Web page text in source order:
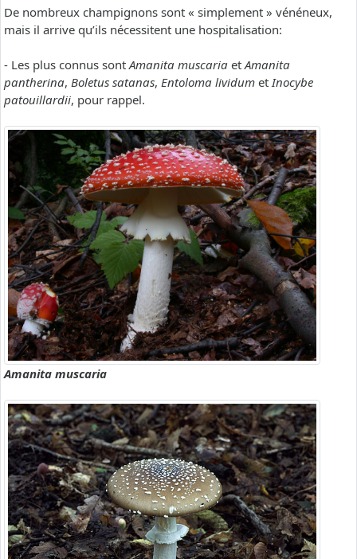
De nombreux champignons sont « simplement » vénéneux,
mais il arrive qu’ils nécessitent une hospitalisation:
- Les plus connus sontAmanita muscaria etAmanita
pantherina, Boletus satanas, Entoloma lividum etInocybe
patouillardii, pour rappel.
Amanita muscaria